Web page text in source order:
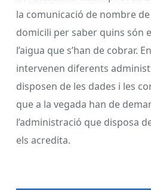
la comunicació de nombre
domicili per saber quins són
l’aigua que s’han de cobrar.
intervenen diferents
disposen de les dades i les
que a la vegada han de
l’administració que disposa
els acredita.